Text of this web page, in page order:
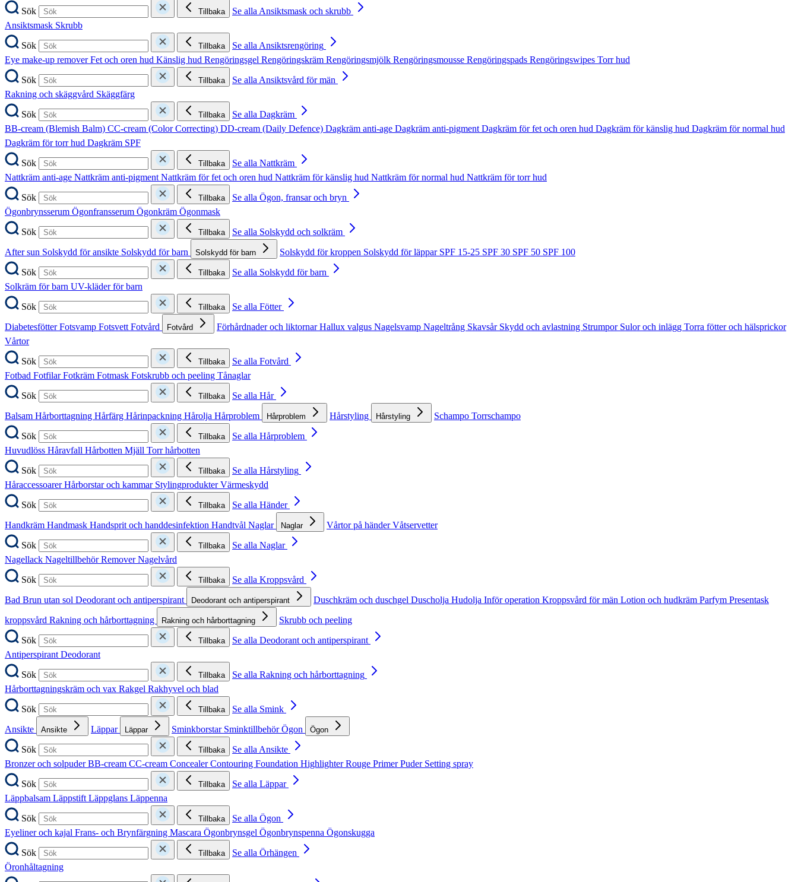
Sök Tillbaka
Se alla Ansiktsmask och skrubb
Ansiktsmask Skrubb
Sök
Tillbaka
Se alla Ansiktsrengöring
Eye make-up removerFet och oren hud Känslig hud Rengöringsgel Rengöringskräm Rengöringsmjölk Rengöringsmousse Rengöringspads Rengöringswipes Torr hud
Sök
Tillbaka
Se alla Ansiktsvård för män
Rakning och skäggvård Skäggfärg
Sök
Tillbaka
Se alla Dagkräm
BB-cream (Blemish Balm) CC-cream (Color Correcting) DD-cream (Daily Defence) Dagkräm anti-age Dagkräm anti-pigment Dagkräm för fet och oren hud Dagkräm för känslig hud Dagkräm för normal hud
Dagkräm för torr hud Dagkräm SPF
Sök
Tillbaka
Se alla Nattkräm
Nattkräm anti-age Nattkräm anti-pigment Nattkräm för fet och oren hud Nattkräm för känslig hud Nattkräm för normal hud Nattkräm för torr hud
Sök
Tillbaka
Se alla Ögon, fransar och bryn
Ögonbrynsserum Ögonfransserum Ögonkräm Ögonmask
Sök
Tillbaka
Se alla Solskydd och solkräm
After sun Solskydd för ansikte Solskydd för barn Solskydd för barn Solskydd för kroppen Solskydd för läppar SPF 15-25 SPF 30 SPF 50 SPF 100
Sök
Tillbaka
Se alla Solskydd för barn
Solkräm för barn UV-kläder för barn
Sök
Tillbaka
Se alla Fötter
DiabetesfötterFotsvamp Fotsvett Fotvård Fotvård Förhårdnader och liktornarHallux valgus Nagelsvamp Nageltrång Skavsår Skydd och avlastning Strumpor Sulor och inlägg Torra fötter och hälsprickor
Vårtor
Sök
Tillbaka
Se alla Fotvård
Fotbad FotfilarFotkräm Fotmask Fotskrubb och peeling Tånaglar
Sök
Tillbaka
Se alla Hår
Balsam Hårborttagning Hårfärg Hårinpackning Hårolja Hårproblem Hårproblem Hårstyling Hårstyling Schampo Torrschampo
Sök
Tillbaka
Se alla Hårproblem
Huvudlöss Håravfall Hårbotten Mjäll Torr hårbotten
Sök
Tillbaka
Se alla Hårstyling
HåraccessoarerHårborstar och kammar StylingprodukterVärmeskydd
Sök
Tillbaka
Se alla Händer
Handkräm Handmask Handsprit och handdesinfektion Handtvål Naglar Naglar Vårtor på händerVåtservetter
Sök
Tillbaka
Se alla Naglar
Nagellack NageltillbehörRemoverNagelvård
Sök
Tillbaka
Se alla Kroppsvård
Bad Brun utan sol Deodorant och antiperspirant Deodorant och antiperspirant Duschkräm och duschgel Duscholja Hudolja Inför operation Kroppsvård för män Lotion och hudkräm Parfym Presentask
kroppsvård Rakning och hårborttagning Rakning och hårborttagning
Skrubb och peeling
Sök
Tillbaka
Se alla Deodorant och antiperspirant
Antiperspirant Deodorant
Sök
Tillbaka
Se alla Rakning och hårborttagning
Hårborttagningskräm och vax Rakgel Rakhyvel och blad
Sök
Tillbaka
Se alla Smink
Ansikte
Ansikte Läppar Läppar Sminkborstar SminktillbehörÖgon Ögon
Sök Tillbaka
Se alla Ansikte
Bronzer och solpuderBB-cream CC-cream ConcealerContouring Foundation HighlighterRouge PrimerPuder Setting spray
Sök
Tillbaka
Se alla Läppar
Läppbalsam Läppstift Läppglans Läppenna
Sök
Tillbaka
Se alla Ögon
Eyeliner och kajal Frans- och Brynfärgning Mascara Ögonbrynsgel Ögonbrynspenna Ögonskugga
Sök
Tillbaka
Se alla Örhängen
Öronhåltagning